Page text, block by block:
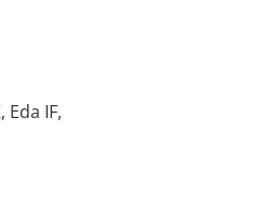
IF,